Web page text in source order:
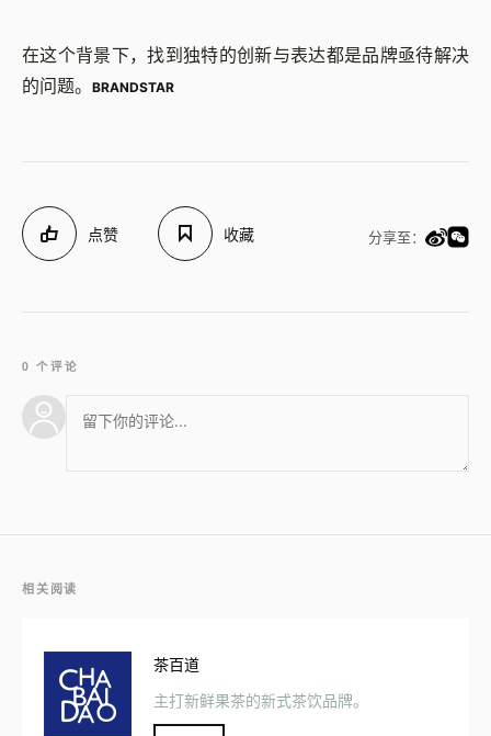
在这个背景下，找到独特的创新与表达都是品牌亟待解决
的问题。
BRANDSTAR
点赞 收藏 分享至：
0 个评论
相关阅读
茶百道
主打新鲜果茶的新式茶饮品牌。